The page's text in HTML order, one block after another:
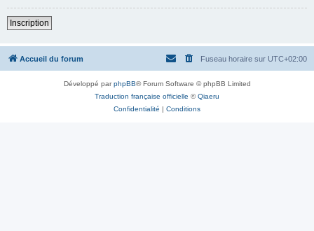
Inscription
Accueil du forum Fuseau horaire sur UTC+02:00
Développé parphpBB® Forum Software © phpBB Limited
Traduction française officielle ©Qiaeru
Confidentialité | Conditions